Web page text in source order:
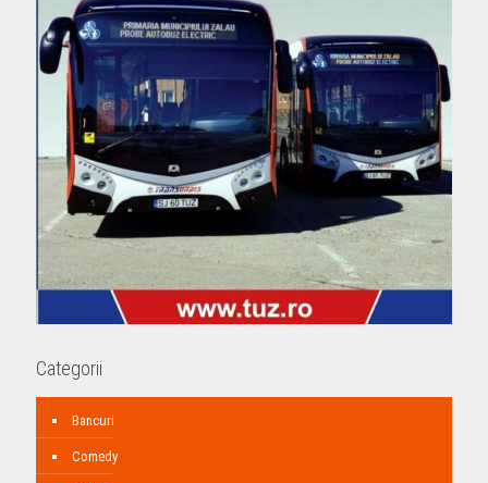
Categorii
Bancuri
Comedy